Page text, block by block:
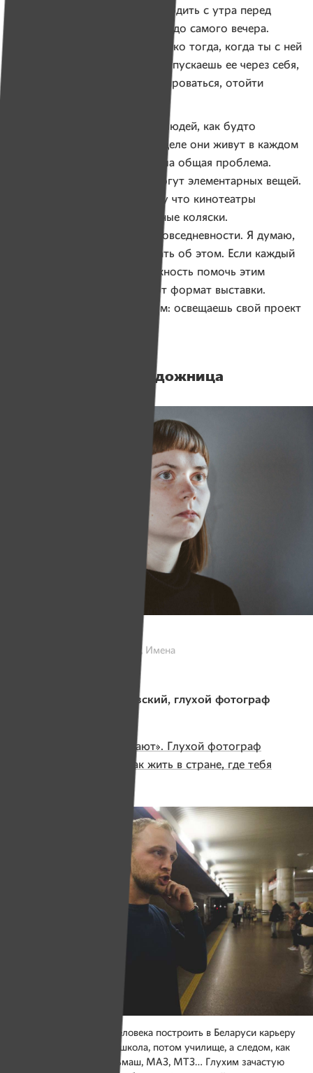
прикованный к кровати. Приходить с утра перед
открытием выставки и лежать до самого вечера.
Понять проблему можно только тогда, когда ты с ней
соприкасаешься, когда ты пропускаешь ее через себя,
не даешь себе шанса абстрагироваться, отойти
Мы ограничиваемся от этих людей, как будто
их не существует. На самом деле они живут в каждом
доме. Это общественная, наша общая проблема.
Заложники своего тела не могут элементарных вещей.
Даже сходить в кино, потому что кинотеатры
не обустроены под инвалидные коляски.
Их комнаты — это тюрьма повседневности. Я думаю,
что просто нужно не забывать об этом. Если каждый
задумается, что есть возможность помочь этим
людям. Мне понравился этот формат выставки.
Ты делаешь два дела в одном: освещаешь свой проект
Оля Сосновская, художница
Фото: Александр Васюкович, Имена
Герой: Михаил Золотовский, глухой фотограф
«Нас — не уважают». Глухой фотограф
из Минска рассказал, как жить в стране, где тебя
Перспективы глухого человека построить в Беларуси карьеру
невелики. Сначала спецшкола, потом училище, а следом, как
правило, завод: Гомсельмаш, МАЗ, МТЗ… Глухим зачастую